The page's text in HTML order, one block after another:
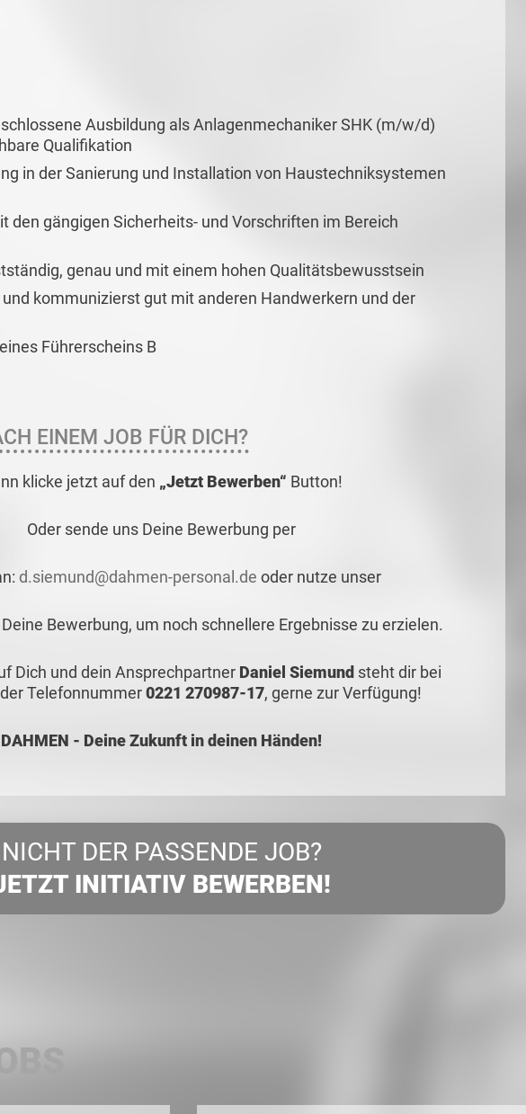
Ausbildung als Anlagenmechaniker SHK (m/w/d)
Qualifikation
in der Sanierung und Installation von Haustechniksystemen
den gängigen Sicherheits- und Vorschriften im Bereich
genau und mit einem hohen Qualitätsbewusstsein
kommunizierst gut mit anderen Handwerkern und der
Führerscheins B
EINEM JOB FÜR DICH?
klicke jetzt auf den „Jetzt Bewerben“ Button!
Oder sende uns Deine Bewerbung per
d.siemund@dahmen-personal.de oder nutze unser
Bewerbung, um noch schnellere Ergebnisse zu erzielen.
Dich und dein Ansprechpartner Daniel Siemund steht dir bei
Telefonnummer0221 270987-17, gerne zur Verfügung!
DAHMEN - Deine Zukunft in deinen Händen!
NICHT DER PASSENDE JOB?
INITIATIV BEWERBEN!